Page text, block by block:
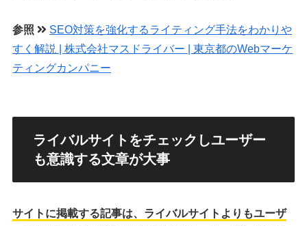
参照
SEO対策を強化するライティング手法をわかりや
すく解説 | 株式会社マスドライバー | 東京都のWebマーケ
ティングカンパニー
ライバルサイトをチェックしユーザー
も意識する文章が大事
サイトに掲載する記事は、ライバルサイトよりもユーザ